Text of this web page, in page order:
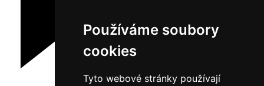
Používáme soubory
cookies
Tyto webové stránky používají